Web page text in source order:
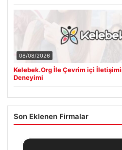
08/08/2026
Kelebek.Org İle Çevrim içi
Deneyimi
Son Eklenen Firmalar